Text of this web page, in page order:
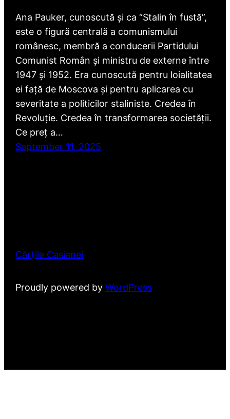
Ana Pauker, cunoscută și ca “Stalin în fustă”,
este o figură centrală a comunismului
românesc, membră a conducerii Partidului
Comunist Român și ministru de externe între
1947 și 1952. Era cunoscută pentru loialitatea
ei față de Moscova și pentru aplicarea cu
severitate a politicilor staliniste. Credea în
Revoluție. Credea în transformarea societății.
Ce preț a…
September 11, 2025
Cărțile Casianei
Proudly powered byWordPress